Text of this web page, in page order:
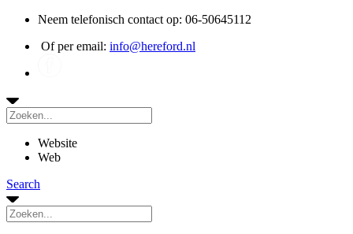
Neem telefonisch contact op: 06-50645112
Of per email: info@hereford.nl
Website
Web
Search